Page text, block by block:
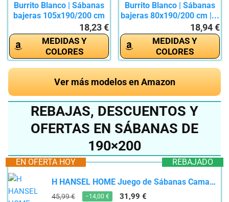
Burrito Blanco | Sábanas
bajeras 105x190/200 cm
18,23 €
MEDIDAS Y
COLORES
Burrito Blanco | Sábanas
bajeras 80x190/200 cm |...
18,94 €
MEDIDAS Y
COLORES
Ver más modelos en Amazon
REBAJAS, DESCUENTOS Y
OFERTAS EN SÁBANAS DE
190×200
REBAJADO
EN OFERTA HOY
H HANSEL HOME Juego de Sábanas Cama 180, Juego Sábanas 180x190/200cm 4 Piezas, Microfibra Extra...
45,99 € −14,00 € 31,99 €